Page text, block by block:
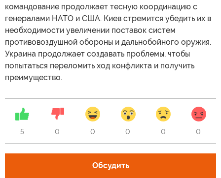
командование продолжает тесную координацию с
генералами НАТО и США. Киев стремится убедить их в
необходимости увеличении поставок систем
противовоздушной обороны и дальнобойного оружия.
Украина продолжает создавать проблемы, чтобы
попытаться переломить ход конфликта и получить
преимущество.
5 0 0 0 0 0
Обсудить